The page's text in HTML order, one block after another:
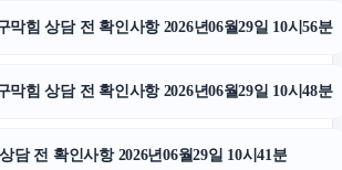
막힘 상담 전 확인사항 2026년06월29일 10시56분
막힘 상담 전 확인사항 2026년06월29일 10시48분
담 전 확인사항 2026년06월29일 10시41분